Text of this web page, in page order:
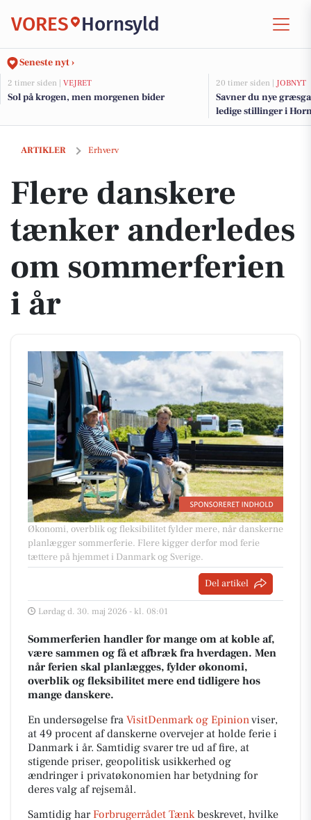
VORES Hornsyld
Seneste nyt ›
2 timer siden | VEJRET
Sol på krogen, men morgenen bider
20 timer siden | JOBNYT
Savner du nye
ledige stillinger i
ARTIKLER Erhverv
Flere danskere tænker anderledes om sommerferien i år
Flere danskere
tænker anderledes
om sommerferien
i år
Økonomi, overblik og fleksibilitet fylder mere, når danskerne
planlægger sommerferie. Flere kigger derfor mod ferie
tættere på hjemmet i Danmark og Sverige.
Del artikel
Lørdag d. 30. maj 2026 - kl. 08:01
Sommerferien handler for mange om at koble af,
være sammen og få et afbræk fra hverdagen. Men
når ferien skal planlægges, fylder økonomi,
overblik og fleksibilitet mere end tidligere hos
mange danskere.
En undersøgelse fra VisitDenmark og Epinionviser,
at 49 procent af danskerne overvejer at holde ferie i
Danmark i år. Samtidig svarer tre ud af fire, at
stigende priser, geopolitisk usikkerhed og
ændringer i privatøkonomien har betydning for
deres valg af rejsemål.
Samtidig har Forbrugerrådet Tænkbeskrevet, hvilke